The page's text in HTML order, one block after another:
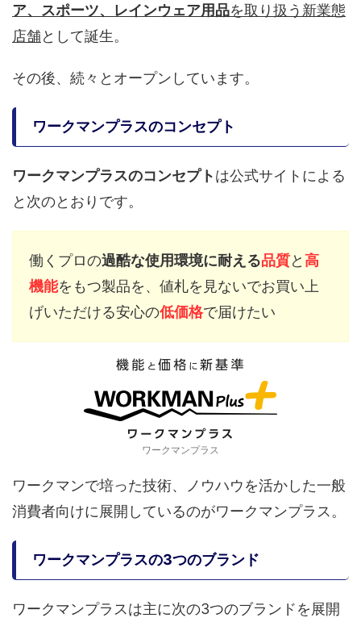
ア、スポーツ、レインウェア用品を取り扱う新業態
店舗として誕生。
その後、続々とオープンしています。
ワークマンプラスのコンセプト
ワークマンプラスのコンセプトは公式サイトによる
と次のとおりです。
働くプロの過酷な使用環境に耐える品質と高
機能をもつ製品を、値札を見ないでお買い上
げいただける安心の低価格で届けたい
ワークマンプラス
ワークマンで培った技術、ノウハウを活かした一般
消費者向けに展開しているのがワークマンプラス。
ワークマンプラスの3つのブランド
ワークマンプラスは主に次の3つのブランドを展開